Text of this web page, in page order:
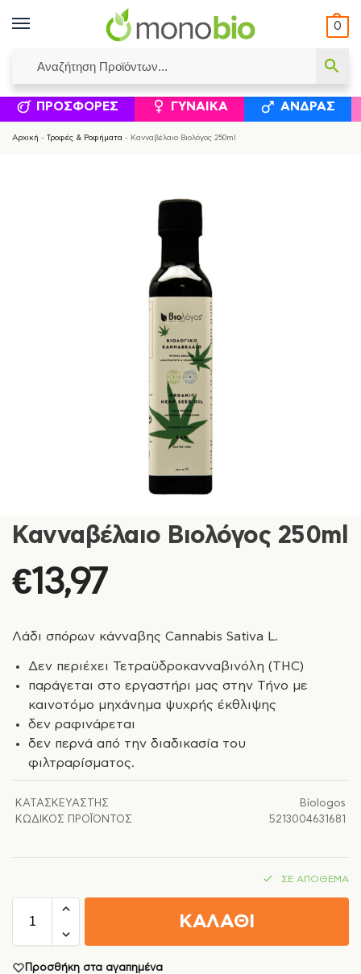
0
ΙΣΟΛΟΓΙΣΜΟΊ ΕΛΕΆΝΝΑ ΧΡΙΣΤΙΝΆΚΗ ΕΠΙΚΟΙΝΩΝΊΑ
ΣΥΜΠΛΗΡΏΜΑΤΑ ΔΙΑΤΡΟΦΉΣ ΦΥΣΙΚΆ
ΠΡΟΣΦΟΡΈΣ ΓΥΝΑΊΚΑ ΆΝΔΡΑΣ
Αρχική - Τροφές & Ροφήματα - Κανναβέλαιο Βιολόγος 250ml
Κανναβέλαιο Βιολόγος 250ml
€13,97
Λάδι σπόρων κάνναβης Cannabis Sativa L.
Δεν περιέχει Τετραϋδροκανναβινόλη (THC)
παράγεται στο εργαστήρι μας στην Τήνο με
καινοτόμο μηχάνημα ψυχρής έκθλιψης
δεν ραφινάρεται
δεν περνά από την διαδικασία του
φιλτραρίσματος.
ΚΑΤΑΣΚΕΥΑΣΤΉΣ
Biologos
ΚΩΔΙΚΌΣ ΠΡΟΪΌΝΤΟΣ
5213004631681
ΣΕ ΑΠΌΘΕΜΑ
ΚΑΛΑΘΙ
Προσθήκη στα αγαπημένα